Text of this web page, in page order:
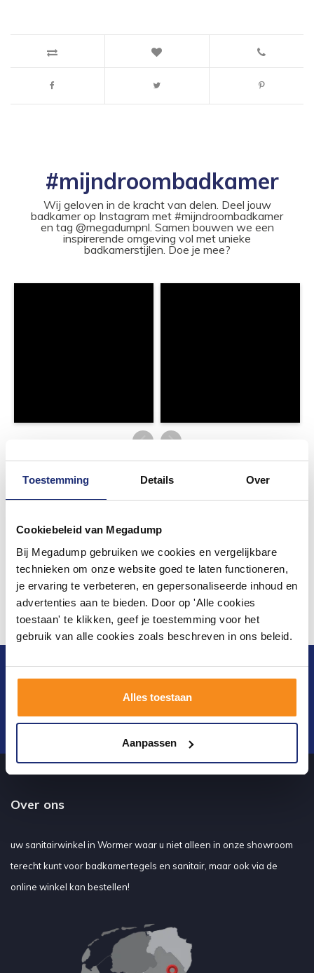
Toestemming Details Over
Cookiebeleid van Megadump
Bij Megadump gebruiken we cookies en vergelijkbare
technieken om onze website goed te laten functioneren,
je ervaring te verbeteren, en gepersonaliseerde inhoud en
advertenties aan te bieden. Door op 'Alle cookies
toestaan' te klikken, geef je toestemming voor het
gebruik van alle cookies zoals beschreven in ons beleid.
Alles toestaan
Aanpassen
#mijndroombadkamer
Wij geloven in de kracht van delen. Deel jouw
badkamer op Instagram met #mijndroombadkamer
en tag @megadumpnl. Samen bouwen we een
inspirerende omgeving vol met unieke
badkamerstijlen. Doe je mee?
Blijf op de hoogte van het laatste nieuws en
Verstuur
Over ons
uw sanitairwinkel in Wormer waar u niet alleen in onze showroom
terecht kunt voor badkamertegels en sanitair, maar ook via de
online winkel kan bestellen!